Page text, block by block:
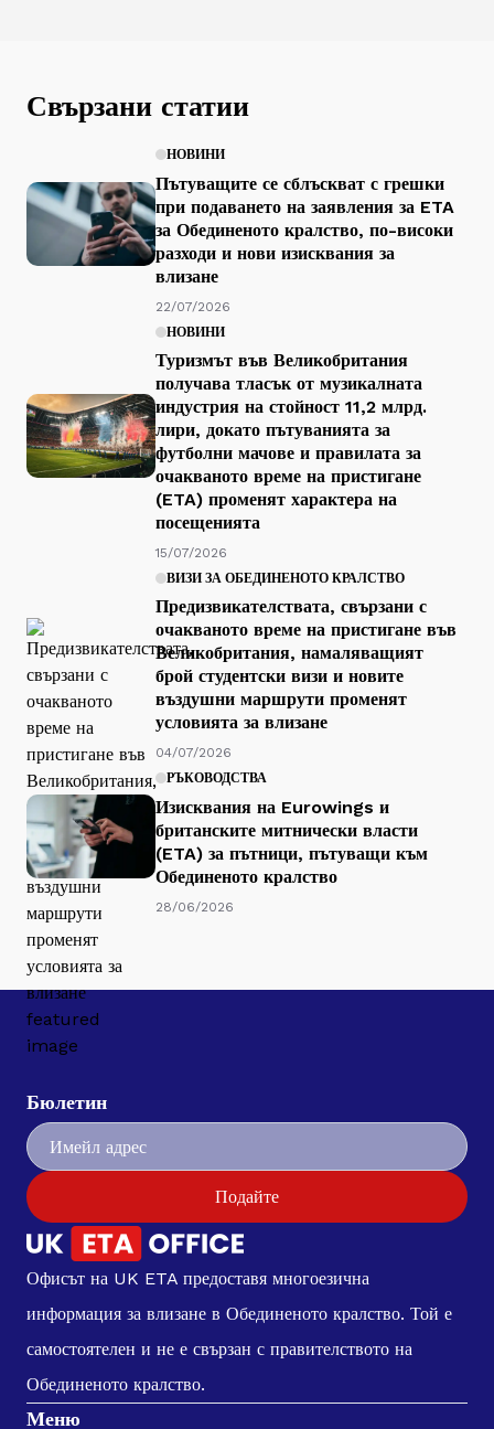
Свързани статии
НОВИНИ
Пътуващите се сблъскват с грешки
при подаването на заявления за ETA
за Обединеното кралство, по-високи
разходи и нови изисквания за
влизане
22/07/2026
НОВИНИ
Туризмът във Великобритания
получава тласък от музикалната
индустрия на стойност 11,2 млрд.
лири, докато пътуванията за
футболни мачове и правилата за
очакваното време на пристигане
(ETA) променят характера на
посещенията
15/07/2026
ВИЗИ ЗА ОБЕДИНЕНОТО КРАЛСТВО
Предизвикателствата, свързани с
очакваното време на пристигане във
Великобритания, намаляващият
брой студентски визи и новите
въздушни маршрути променят
условията за влизане
04/07/2026
РЪКОВОДСТВА
Изисквания на Eurowings и
британските митнически власти
(ETA) за пътници, пътуващи към
Обединеното кралство
28/06/2026
Бюлетин
Подайте
Офисът на UK ETA предоставя многоезична
информация за влизане в Обединеното кралство. Той е
самостоятелен и не е свързан с правителството на
Обединеното кралство.
Меню